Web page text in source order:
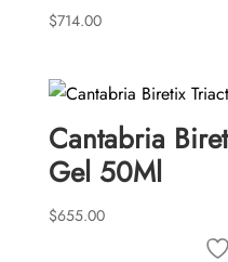
$714.00
Cantabria
Gel 50Ml
$655.00